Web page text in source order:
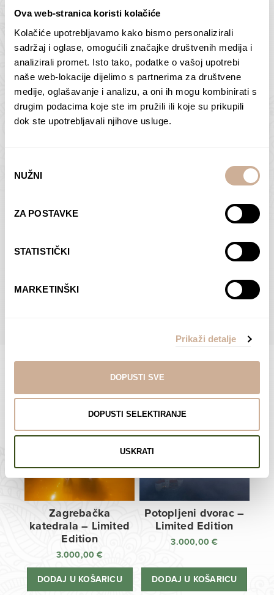
Ova web-stranica koristi kolačiće
Kolačiće upotrebljavamo kako bismo personalizirali
sadržaj i oglase, omogućili značajke društvenih medija i
analizirali promet. Isto tako, podatke o vašoj upotrebi
naše web-lokacije dijelimo s partnerima za društvene
medije, oglašavanje i analizu, a oni ih mogu kombinirati s
drugim podacima koje ste im pružili ili koje su prikupili
dok ste upotrebljavali njihove usluge.
pristanka
NUŽNI
ZA POSTAVKE
STATISTIČKI
MARKETINŠKI
Prikaži detalje
DOPUSTI SVE
DOPUSTI SELEKTIRANJE
USKRATI
Butan – ljudi 2
75,00€ – 138,00€Raspon
cijena:
od
75,00 €
138,00 €
ODABERI OPCIJE
Antarktika – krajolik
2
75,00€ – 138,00€Raspon
cijena:
od
ODABERI OPCIJE
Dolac
ODABERI OPCIJE
Moreškanti – sjena
€Raspon
od
75,00 €
do
138,00 €
ODABERI OPCIJE
POGLEDAJTE SVE PROIZVODE U OVOJ KATEGORIJI
Limited Edition Fotografije
Zagrebačka
katedrala – Limited
Edition
3.000,00€
DODAJ U KOŠARICU
Potopljeni dvorac –
Limited Edition
3.000,00€
DODAJ U KOŠARICU